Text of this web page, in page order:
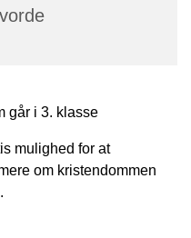
går i 3. klasse
mulighed for at
om kristendommen